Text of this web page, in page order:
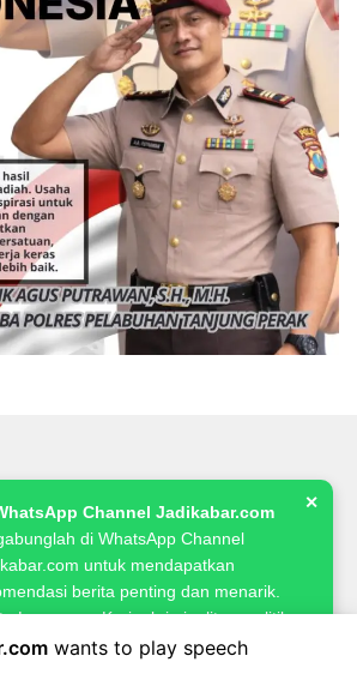
Kode Etik Jurnalistik
wants to play speech
Channel Jadikabar.com
di WhatsApp Channel
untuk mendapatkan
berita penting dan menarik.
Lowongan Kerja, kriminalitas, politik,
pertanian & ketahanan
✕